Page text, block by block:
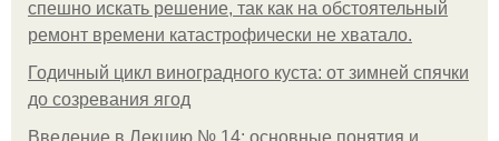
спешно искать решение, так как на обстоятельный
ремонт времени катастрофически не хватало.
Годичный цикл виноградного куста: от зимней спячки
до созревания ягод
Введение в Лекцию № 14: основные понятия и